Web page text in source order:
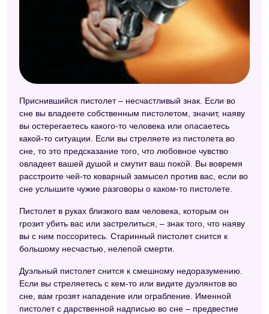
Приснившийся пистолет – несчастливый знак. Если во
сне вы владеете собственным пистолетом, значит, наяву
вы остерегаетесь какого-то человека или опасаетесь
какой-то ситуации. Если вы стреляете из пистолета во
сне, то это предсказание того, что любовное чувство
овладеет вашей душой и смутит ваш покой. Вы вовремя
расстроите чей-то коварный замысел против вас, если во
сне услышите чужие разговоры о каком-то пистолете.
Пистолет в руках близкого вам человека, которым он
грозит убить вас или застрелиться, – знак того, что наяву
вы с ним поссоритесь. Старинный пистолет снится к
большому несчастью, нелепой смерти.
Дуэльный пистолет снится к смешному недоразумению.
Если вы стреляетесь с кем-то или видите дуэлянтов во
сне, вам грозят нападение или ограбление. Именной
пистолет с дарственной надписью во сне – предвестие